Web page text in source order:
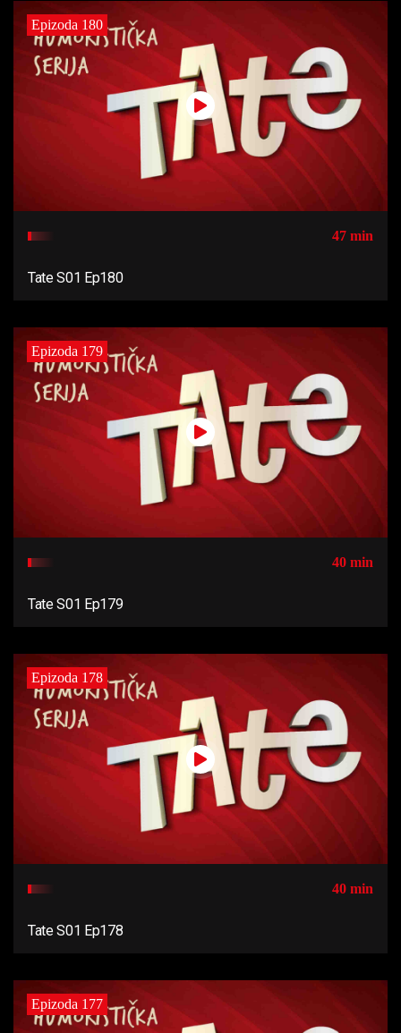
Epizoda 180
47 min
Tate S01 Ep180
Epizoda 179
40 min
Tate S01 Ep179
Epizoda 178
40 min
Tate S01 Ep178
Epizoda 177